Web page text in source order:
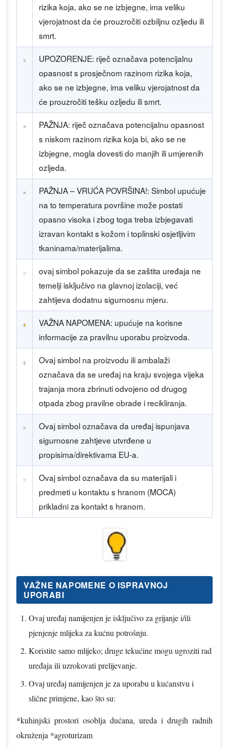
rizika koja, ako se ne izbjegne, ima veliku
vjerojatnost da će prouzročiti ozbiljnu ozljedu ili
smrt.
UPOZORENJE: riječ označava potencijalnu
opasnost s prosječnom razinom rizika koja,
ako se ne izbjegne, ima veliku vjerojatnost da
će prouzročiti tešku ozljedu ili smrt.
PAŽNJA: riječ označava potencijalnu opasnost
s niskom razinom rizika koja bi, ako se ne
izbjegne, mogla dovesti do manjih ili umjerenih
ozljeda.
PAŽNJA – VRUĆA POVRŠINA!: Simbol upućuje
na to temperatura površine može postati
opasno visoka i zbog toga treba izbjegavati
izravan kontakt s kožom i toplinski osjetljivim
tkaninama/materijalima.
ovaj simbol pokazuje da se zaštita uređaja ne
temelji isključivo na glavnoj izolaciji, već
zahtijeva dodatnu sigurnosnu mjeru.
VAŽNA NAPOMENA: upućuje na korisne
informacije za pravilnu uporabu proizvoda.
Ovaj simbol na proizvodu ili ambalaži
označava da se uređaj na kraju svojega vijeka
trajanja mora zbrinuti odvojeno od drugog
otpada zbog pravilne obrade i recikliranja.
Ovaj simbol označava da uređaj ispunjava
sigurnosne zahtjeve utvrđene u
propisima/direktivama EU-a.
Ovaj simbol označava da su materijali i
predmeti u kontaktu s hranom (MOCA)
prikladni za kontakt s hranom.
VAŽNE NAPOMENE O ISPRAVNOJ
UPORABI
Ovaj uređaj namijenjen je isključivo za grijanje i/ili
pjenjenje mlijeka za kućnu potrošnju.
Koristite samo mlijeko; druge tekućine mogu ugroziti rad
uređaja ili uzrokovati prelijevanje.
Ovaj uređaj namijenjen je za uporabu u kućanstvu i
slične primjene, kao što su:
*kuhinjski prostori osoblja dućana, ureda i drugih radnih
okruženja *agroturizam